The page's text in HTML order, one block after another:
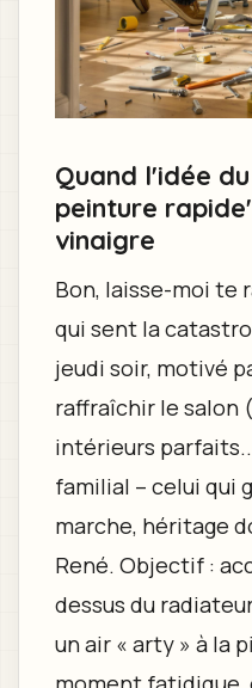
Quand l'idée
peinture
vinaigre
Bon, laisse-moi te
qui sent la
jeudi soir, motivé
raffraîchir le salon
intérieurs
familial – celui qui
marche, héritage
René. Objectif :
dessus du
un air « arty » à la